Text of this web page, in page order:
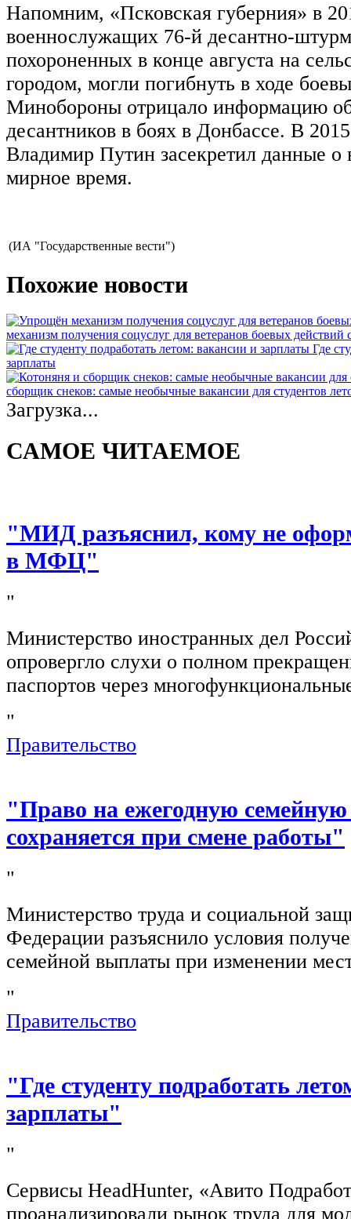
Напомним, «Псковская губерния» в
военнослужащих 76-й десантно-
похороненных в конце августа на
городом, могли погибнуть в ходе
Минобороны отрицало информацию об
десантников в боях в Донбассе. В
Владимир Путин засекретил данные о
мирное время.
(ИА "Государственные вести")
Похожие новости
механизм получения соцуслуг для ветеранов боевых действий
Где
зарплаты
сборщик снеков: самые необычные вакансии для студентов
Загрузка...
САМОЕ ЧИТАЕМОЕ
"МИД разъяснил, кому не
в МФЦ"
"
Министерство иностранных дел
опровергло слухи о полном
паспортов через
"
Правительство
"Право на ежегодную
сохраняется при смене работы"
"
Министерство труда и социальной
Федерации разъяснило условия
семейной выплаты при изменении
"
Правительство
"Где студенту подработать
зарплаты"
"
Сервисы HeadHunter, «Авито
проанализировали рынок труда для